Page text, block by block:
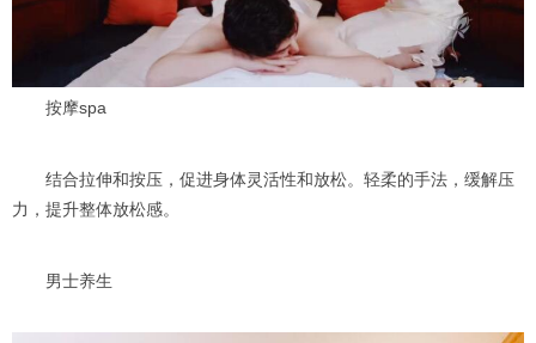
按摩spa
结合拉伸和按压，促进身体灵活性和放松。轻柔的手法，缓解压
力，提升整体放松感。
男士养生